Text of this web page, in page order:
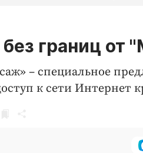
границ от
– специальное
к сети Интернет